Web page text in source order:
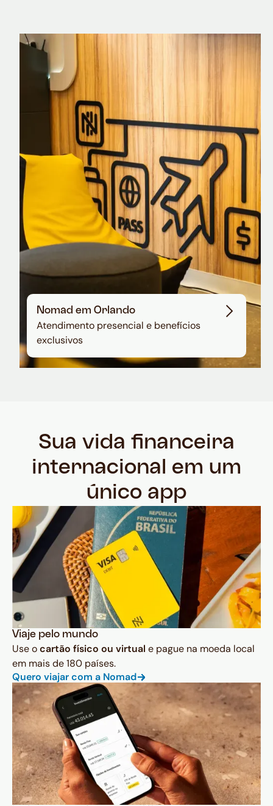
Nomad Explorer
Cartão de crédito brasileiro com cashback
em dólar
Nomad em Orlando
Atendimento presencial e benefícios
exclusivos
Sua vida financeira
internacional em um
único app
Viaje pelo mundo
Use ocartão físico ou virtual e pague na moeda local
em mais de 180 países.
Quero viajar com a Nomad